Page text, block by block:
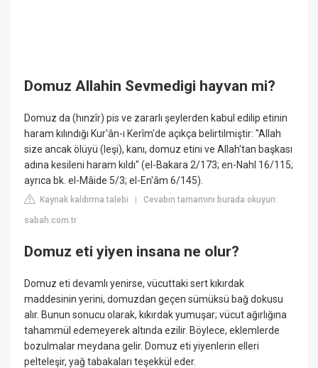
Domuz Allahin Sevmedigi hayvan mi?
Domuz da (hınzîr) pis ve zararlı şeylerden kabul edilip etinin
haram kılındığı Kur'ân-ı Kerîm'de açıkça belirtilmiştir: "Allah
size ancak ölüyü (leşi), kanı, domuz etini ve Allah'tan başkası
adına kesileni haram kıldı" (el-Bakara 2/173; en-Nahl 16/115;
ayrıca bk. el-Mâide 5/3; el-En'âm 6/145).
Kaynak kaldırma talebi |Cevabın tamamını burada okuyun:
sabah.com.tr
Domuz eti yiyen insana ne olur?
Domuz eti devamlı yenirse, vücuttaki sert kıkırdak
maddesinin yerini, domuzdan geçen sümüksü bağ dokusu
alır. Bunun sonucu olarak, kıkırdak yumuşar; vücut ağırlığına
tahammül edemeyerek altında ezilir. Böylece, eklemlerde
bozulmalar meydana gelir. Domuz eti yiyenlerin elleri
pelteleşir, yağ tabakaları teşekkül eder.